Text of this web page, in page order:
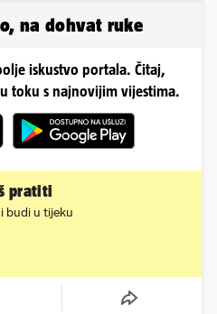
na dohvat ruke
iskustvo portala. Čitaj,
toku s najnovijim vijestima.
pratiti
budi u tijeku